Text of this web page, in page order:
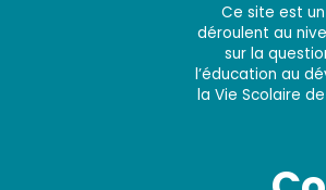
Ce site est
déroulent au
sur la
l’éducation au
la Vie Scolaire